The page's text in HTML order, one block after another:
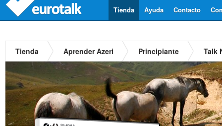
Contacto
Ayuda
Tienda
Tienda Aprender Azeri Principiante Talk